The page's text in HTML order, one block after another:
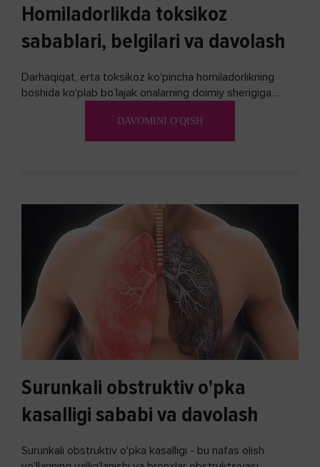
Homiladorlikda toksikoz
sabablari, belgilari va davolash
Darhaqiqat, erta toksikoz ko'pincha homiladorlikning
boshida ko'plab bo’lajak onalarning doimiy sherigiga
biron bir usuli bormi?DAVOMINI O'QISH
Surunkali obstruktiv o'pka
kasalligi sababi va davolash
Surunkali obstruktiv o'pka kasalligi - bu nafas olish